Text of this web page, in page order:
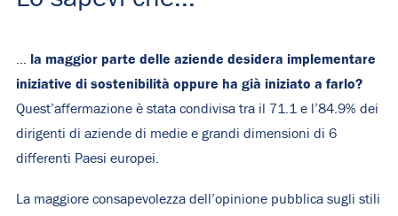
la maggior parte delle aziende desidera implementare
iniziative di sostenibilità oppure ha già iniziato a farlo?
Quest’affermazione è stata condivisa tra il 71.1 e l’84.9% dei
dirigenti di aziende di medie e grandi dimensioni di 6
differenti Paesi europei.
La maggiore consapevolezza dell’opinione pubblica sugli stili